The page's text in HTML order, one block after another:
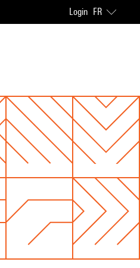
Login FR